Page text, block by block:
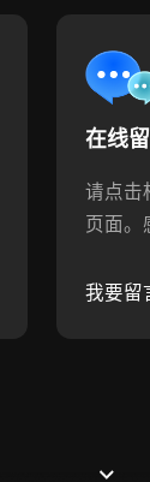
在线
请点击
页面。
我要留